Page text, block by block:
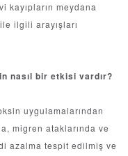
kayıpların meydana
ilgili arayışları
nasıl bir etkisi vardır?
uygulamalarından
migren ataklarında ve
azalma tespit edilmiş ve